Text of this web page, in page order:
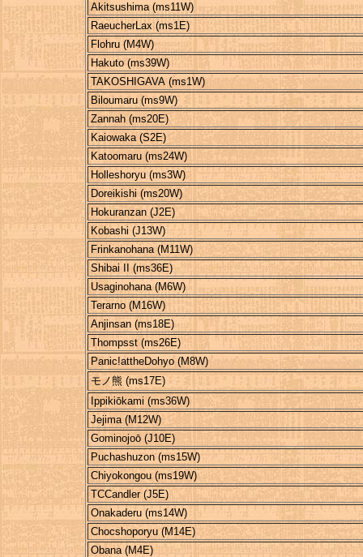
Akitsushima (ms11W)
RaeucherLax (ms1E)
Flohru (M4W)
Hakuto (ms39W)
TAKOSHIGAVA (ms1W)
Biloumaru (ms9W)
Zannah (ms20E)
Kaiowaka (S2E)
Katoomaru (ms24W)
Holleshoryu (ms3W)
Doreikishi (ms20W)
Hokuranzan (J2E)
Kobashi (J13W)
Frinkanohana (M11W)
Shibai II (ms36E)
Usaginohana (M6W)
Terarno (M16W)
Anjinsan (ms18E)
Thompsst (ms26E)
Panic!attheDohyo (M8W)
モノ熊 (ms17E)
Ippikiōkami (ms36W)
Jejima (M12W)
Gominojoō (J10E)
Puchashuzon (ms15W)
Chiyokongou (ms19W)
TCCandler (J5E)
Onakaderu (ms14W)
Chocshoporyu (M14E)
Obana (M4E)